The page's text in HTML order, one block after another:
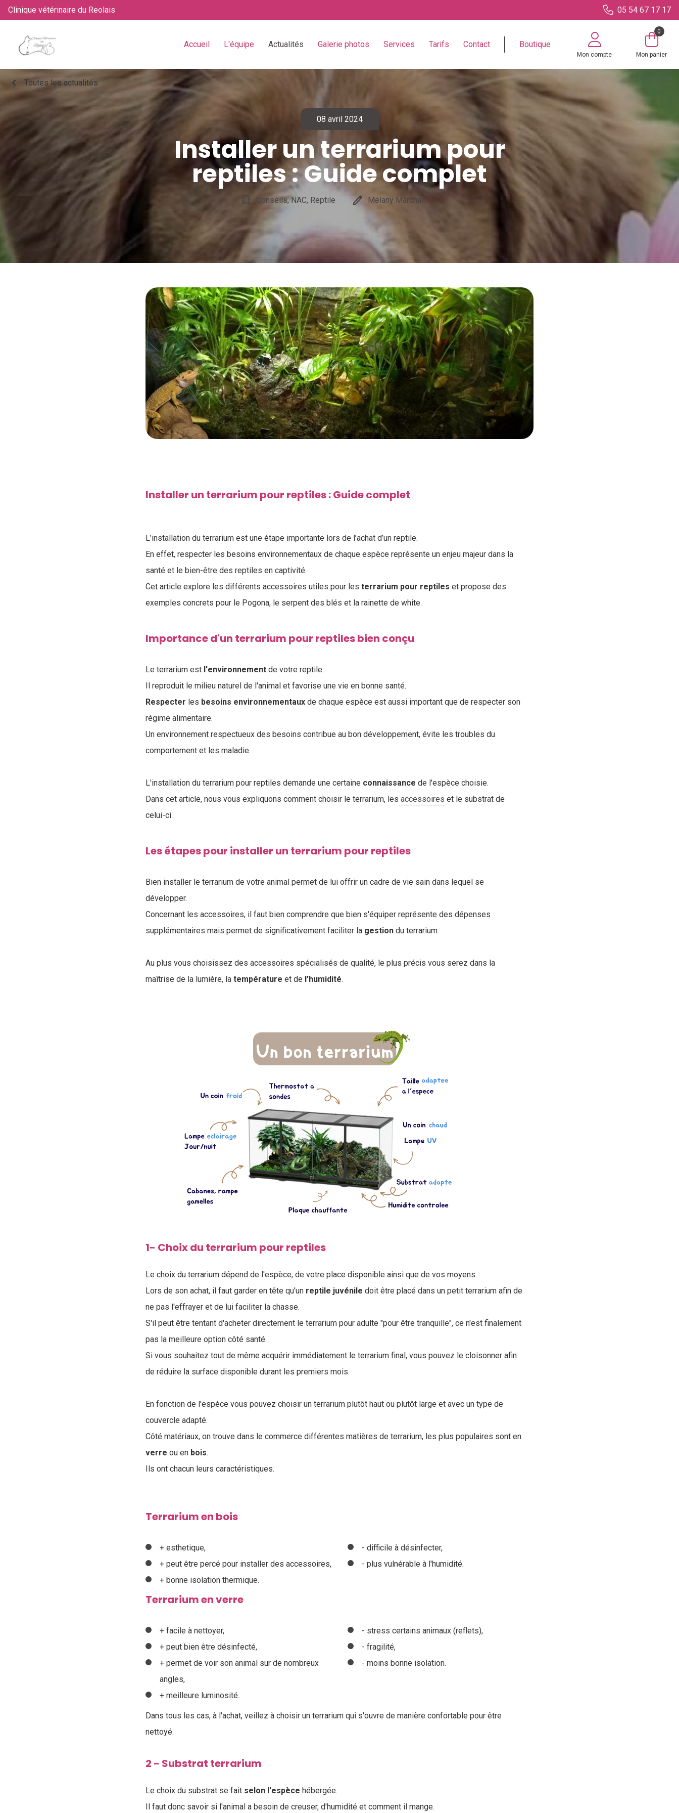
Clinique vétérinaire du Reolais 05 54 67 17 17
Accueil L'équipe Actualités Galerie photos Services Tarifs Contact Boutique
Mon compte
0
Mon panier
chevron_left Toutes les actualités
08 avril 2024
Installer un terrarium pour
reptiles : Guide complet
bookmark_border Conseils, NAC, Reptile edit Mélany Marchal
Installer un terrarium pour reptiles : Guide complet
L’installation du terrarium est une étape importante lors de l’achat d’un reptile.
En effet, respecter les besoins environnementaux de chaque espèce représente un enjeu majeur dans la
santé et le bien-être des reptiles en captivité.
Cet article explore les différents accessoires utiles pour les terrarium pour reptiles et propose des
exemples concrets pour le Pogona, le serpent des blés et la rainette de white.
Importance d'un terrarium pour reptiles bien conçu
Le terrarium est l'environnement de votre reptile.
Il reproduit le milieu naturel de l'animal et favorise une vie en bonne santé.
Respecter les besoins environnementaux de chaque espèce est aussi important que de respecter son
régime alimentaire.
Un environnement respectueux des besoins contribue au bon développement, évite les troubles du
comportement et les maladie.
L'installation du terrarium pour reptiles demande une certaine connaissance de l'espèce choisie.
Dans cet article, nous vous expliquons comment choisir le terrarium, les accessoires et le substrat de
celui-ci.
Les étapes pour installer un terrarium pour reptiles
Bien installer le terrarium de votre animal permet de lui offrir un cadre de vie sain dans lequel se
développer.
Concernant les accessoires, il faut bien comprendre que bien s'équiper représente des dépenses
supplémentaires mais permet de significativement faciliter la gestion du terrarium.
Au plus vous choisissez des accessoires spécialisés de qualité, le plus précis vous serez dans la
maîtrise de la lumière, la température et de l'humidité.
1- Choix du terrarium pour reptiles
Le choix du terrarium dépend de l'espèce, de votre place disponible ainsi que de vos moyens.
Lors de son achat, il faut garder en tête qu'un reptile juvénile doit être placé dans un petit terrarium afin de
ne pas l'effrayer et de lui faciliter la chasse.
S'il peut être tentant d'acheter directement le terrarium pour adulte "pour être tranquille", ce n'est finalement
pas la meilleure option côté santé.
Si vous souhaitez tout de même acquérir immédiatement le terrarium final, vous pouvez le cloisonner afin
de réduire la surface disponible durant les premiers mois.
En fonction de l'espèce vous pouvez choisir un terrarium plutôt haut ou plutôt large et avec un type de
couvercle adapté.
Côté matériaux, on trouve dans le commerce différentes matières de terrarium, les plus populaires sont en
verre ou en bois.
Ils ont chacun leurs caractéristiques.
Terrarium en bois
+ esthetique,
+ peut être percé pour installer des accessoires,
+ bonne isolation thermique.
- difficile à désinfecter,
- plus vulnérable à l'humidité.
Terrarium en verre
+ facile à nettoyer,
+ peut bien être désinfecté,
+ permet de voir son animal sur de nombreux
angles,
+ meilleure luminosité.
- stress certains animaux (reflets),
- fragilité,
- moins bonne isolation.
Dans tous les cas, à l'achat, veillez à choisir un terrarium qui s'ouvre de manière confortable pour être
nettoyé.
2 - Substrat terrarium
Le choix du substrat se fait selon l'espèce hébergée.
Il faut donc savoir si l'animal a besoin de creuser, d'humidité et comment il mange.